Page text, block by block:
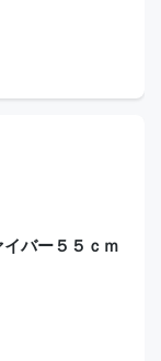
バー５５ｃｍ